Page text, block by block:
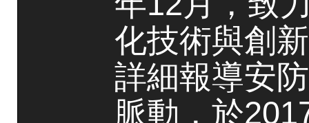
化技術與創
詳細報導安
脈動，於